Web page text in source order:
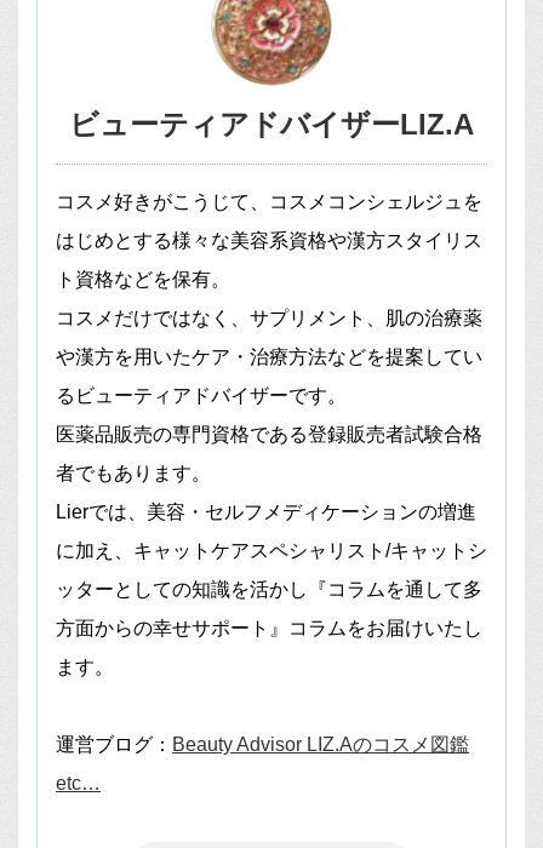
ビューティアドバイザーLIZ.A
コスメ好きがこうじて、コスメコンシェルジュを
はじめとする様々な美容系資格や漢方スタイリス
ト資格などを保有。
コスメだけではなく、サプリメント、肌の治療薬
や漢方を用いたケア・治療方法などを提案してい
るビューティアドバイザーです。
医薬品販売の専門資格である登録販売者試験合格
者でもあります。
Lierでは、美容・セルフメディケーションの増進
に加え、キャットケアスペシャリスト/キャットシ
ッターとしての知識を活かし『コラムを通して多
方面からの幸せサポート』コラムをお届けいたし
ます。
運営ブログ： Beauty Advisor LIZ.Aのコスメ図鑑
etc…